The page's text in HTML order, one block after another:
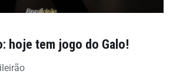
hoje tem jogo do Galo!